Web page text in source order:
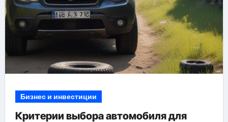
Бизнес и инвестиции
Критерии выбора автомобиля для